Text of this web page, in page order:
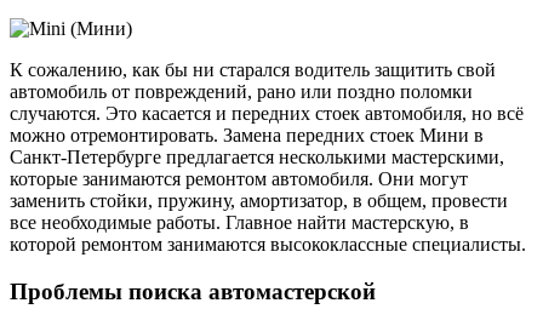
К сожалению, как бы ни старался водитель защитить свой
автомобиль от повреждений, рано или поздно поломки
случаются. Это касается и передних стоек автомобиля, но всё
можно отремонтировать. Замена передних стоек Мини в
Санкт-Петербурге предлагается несколькими мастерскими,
которые занимаются ремонтом автомобиля. Они могут
заменить стойки, пружину, амортизатор, в общем, провести
все необходимые работы. Главное найти мастерскую, в
которой ремонтом занимаются высококлассные специалисты.
Проблемы поиска автомастерской